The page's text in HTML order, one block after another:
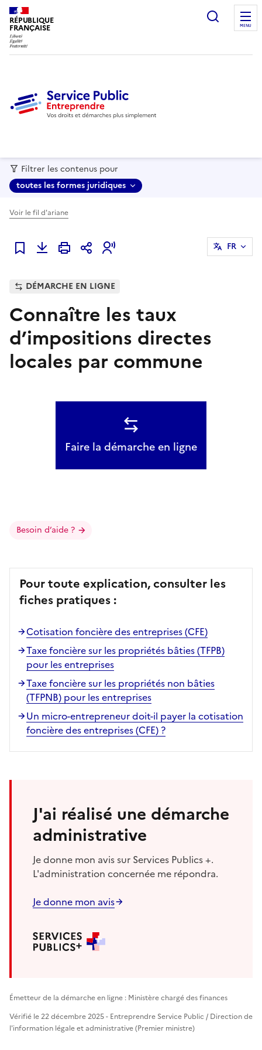
RÉPUBLIQUE
FRANÇAISE MENU
Filtrer les contenus pour
toutes les formes juridiques
Voir le fil d'ariane
Ajouter à mes favoris
FR
DÉMARCHE EN LIGNE
Connaître les taux
d’impositions directes
locales par commune
Faire la démarche en ligne
Besoin d’aide ?
Pour toute explication, consulter les
fiches pratiques :
Cotisation foncière des entreprises (CFE)
Taxe foncière sur les propriétés bâties (TFPB)
pour les entreprises
Taxe foncière sur les propriétés non bâties
(TFPNB) pour les entreprises
Un micro-entrepreneur doit-il payer la cotisation
foncière des entreprises (CFE) ?
J'ai réalisé une démarche
administrative
Je donne mon avis sur Services Publics +.
L'administration concernée me répondra.
Je donne mon avis
Émetteur de la démarche en ligne : Ministère chargé des finances
Vérifié le 22 décembre 2025 - Entreprendre Service Public / Direction de
l'information légale et administrative (Premier ministre)